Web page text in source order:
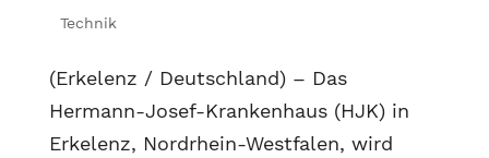
Technik
(Erkelenz / Deutschland) – Das
Hermann-Josef-Krankenhaus (HJK) in
Erkelenz, Nordrhein-Westfalen, wird